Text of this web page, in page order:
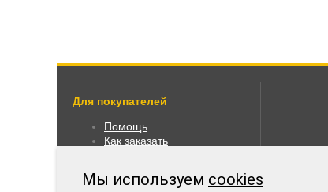
Для покупателей
Помощь
Как заказать
Оплата
Мы используем cookies